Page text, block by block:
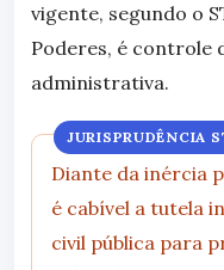
vigente, segundo o
Poderes, é controle
administrativa.
JURISPRUDÊNCIA
Diante da inércia
é cabível a tutela
civil pública para